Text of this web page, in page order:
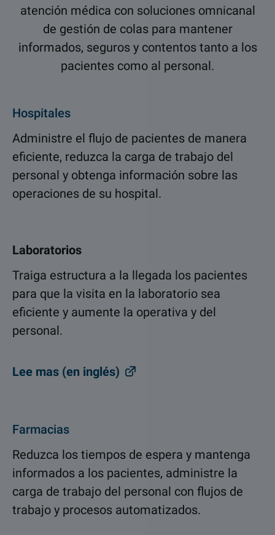
atención médica con soluciones omnicanal
de gestión de colas para mantener
informados, seguros y contentos tanto a los
pacientes como al personal.
Hospitales
Administre el flujo de pacientes de manera
eficiente, reduzca la carga de trabajo del
personal y obtenga información sobre las
operaciones de su hospital.
Laboratorios
Traiga estructura a la llegada los pacientes
para que la visita en la laboratorio sea
eficiente y aumente la operativa y del
personal.
Lee mas (en inglés)
Farmacias
Reduzca los tiempos de espera y mantenga
informados a los pacientes, administre la
carga de trabajo del personal con flujos de
trabajo y procesos automatizados.